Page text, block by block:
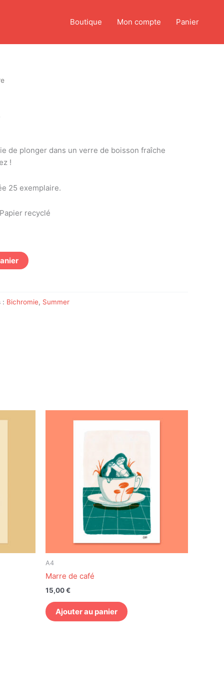
Boutique Mon compte Panier
de plonger dans un verre de boisson fraîche
!
25 exemplaire.
recyclé
: Bichromie, Summer
A4
Marre de café
15,00€
Ajouter au panier